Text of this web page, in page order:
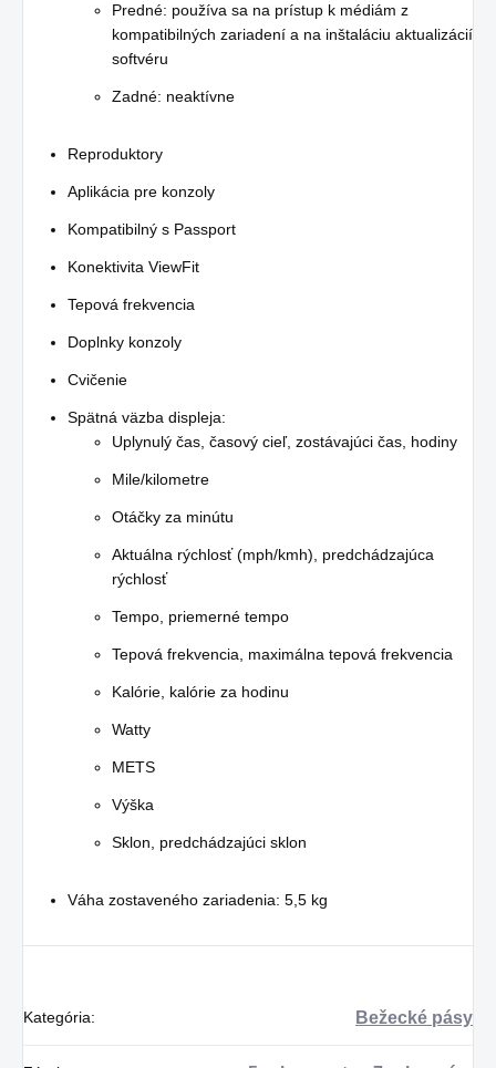
Predné: používa sa na prístup k médiám z
kompatibilných zariadení a na inštaláciu aktualizácií
softvéru
Zadné: neaktívne
Reproduktory
Aplikácia pre konzoly
Kompatibilný s Passport
Konektivita ViewFit
Tepová frekvencia
Doplnky konzoly
Cvičenie
Spätná väzba displeja:
Uplynulý čas, časový cieľ, zostávajúci čas, hodiny
Mile/kilometre
Otáčky za minútu
Aktuálna rýchlosť (mph/kmh), predchádzajúca
rýchlosť
Tempo, priemerné tempo
Tepová frekvencia, maximálna tepová frekvencia
Kalórie, kalórie za hodinu
Watty
METS
Výška
Sklon, predchádzajúci sklon
Váha zostaveného zariadenia: 5,5 kg
Kategória: Bežecké pásy